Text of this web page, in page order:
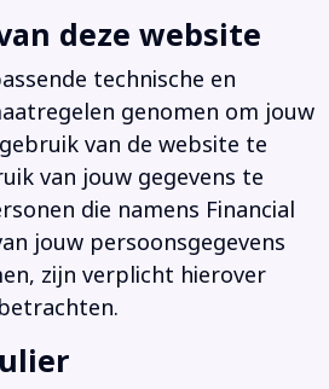
deze website
technische en
genomen om jouw
van de website te
van jouw gegevens te
die namens Financial
jouw persoonsgegevens
zijn verplicht hierover